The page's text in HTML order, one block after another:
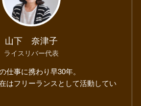
山下 奈津子
ライスリバー代表
仕事に携わり早30年。
はフリーランスとして活動してい